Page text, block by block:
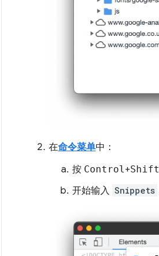
在命令菜单中：
按 Control +Shift
开始输入 Snippets